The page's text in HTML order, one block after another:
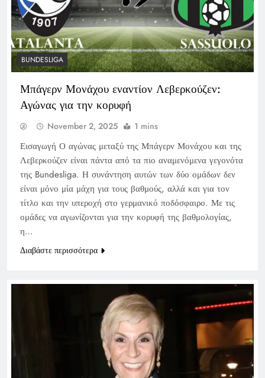
BUNDESLIGA
Μπάγερν Μονάχου εναντίον Λεβερκούζεν:
Αγώνας για την κορυφή
November 2, 2025 1 mins
Εισαγωγή Ο αγώνας μεταξύ της Μπάγερν Μονάχου και της
Λεβερκούζεν είναι πάντα από τα πιο αναμενόμενα γεγονότα
της Bundesliga. Η συνάντηση αυτών των δύο ομάδων δεν
είναι μόνο μία μάχη για τους βαθμούς, αλλά και για τον
τίτλο και την υπεροχή στο γερμανικό ποδόσφαιρο. Με τις
ομάδες να αγωνίζονται για την κορυφή της βαθμολογίας,
η…
Διαβάστε περισσότερα